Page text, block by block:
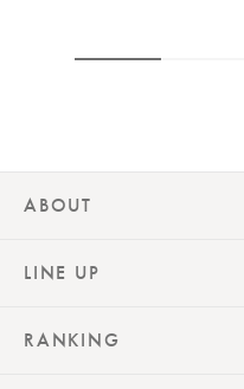
ABOUT
LINE UP
RANKING